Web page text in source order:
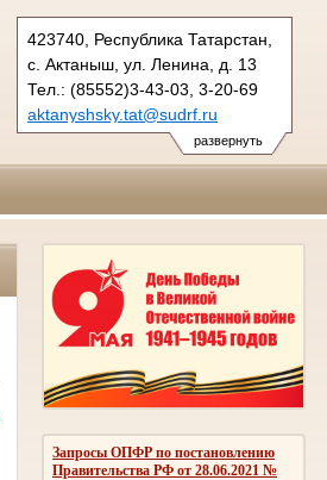
развернуть
423740, Республика Татарстан,
с. Актаныш, ул. Ленина, д. 13
Тел.: (85552)3-43-03, 3-20-69
aktanyshsky.tat@sudrf.ru
Запросы ОПФР по постановлению
Правительства РФ от 28.06.2021 №